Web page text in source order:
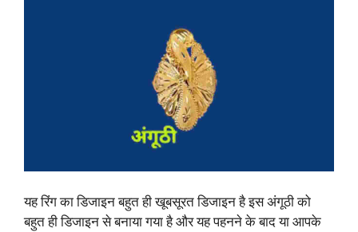
यह रिंग का डिजाइन बहुत ही खूबसूरत डिजाइन है इस अंगूठी को
बहुत ही डिजाइन से बनाया गया है और यह पहनने के बाद या आपके